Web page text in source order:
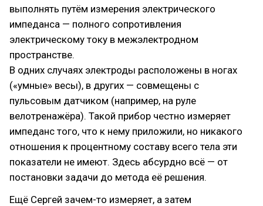
выполнять путём измерения электрического
импеданса — полного сопротивления
электрическому току в межэлектродном
пространстве.
В одних случаях электроды расположены в ногах
(«умные» весы), в других — совмещены с
пульсовым датчиком (например, на руле
велотренажёра). Такой прибор честно измеряет
импеданс того, что к нему приложили, но никакого
отношения к процентному составу всего тела эти
показатели не имеют. Здесь абсурдно всё — от
постановки задачи до метода её решения.
Ещё Сергей зачем-то измеряет, а затем